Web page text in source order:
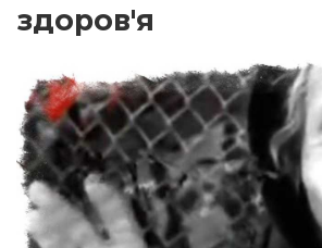
здоров'я